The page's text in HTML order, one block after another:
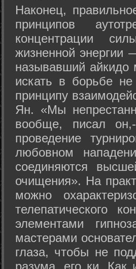
Наконец,
принципов
концентрации
жизненной энергии
называвший айкидо
искать в борьбе
принципу
Ян. «Мы
вообще, писал
проведение
любовном
соединяются
очищения». На
можно
телепатического
элементами
мастерами
глаза, чтобы не
разума, его ки. Как